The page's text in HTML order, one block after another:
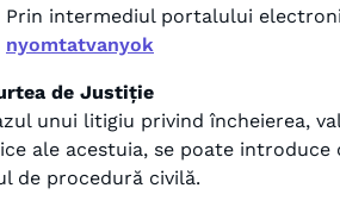
Prin intermediul portalului
nyomtatvanyok
de Justiție
unui litigiu privind încheierea,
ale acestuia, se poate
de procedură civilă.